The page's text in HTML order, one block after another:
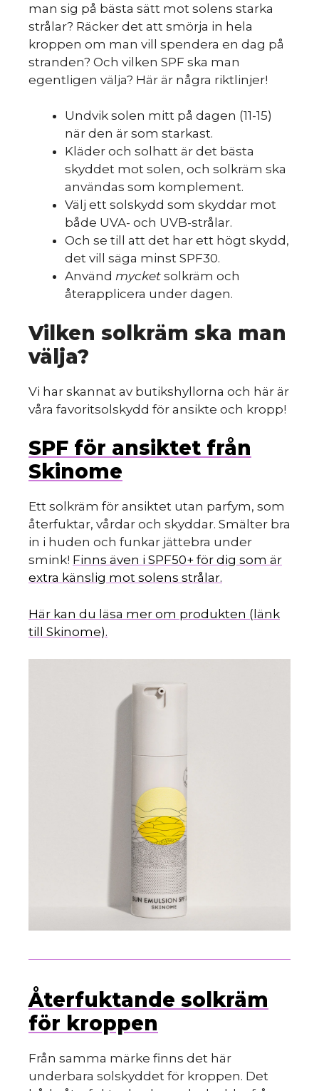
man sig på bästa sätt mot solens starka
strålar? Räcker det att smörja in hela
kroppen om man vill spendera en dag på
stranden? Och vilken SPF ska man
egentligen välja? Här är några riktlinjer!
Undvik solen mitt på dagen (11-15)
när den är som starkast.
Kläder och solhatt är det bästa
skyddet mot solen, och solkräm ska
användas som komplement.
Välj ett solskydd som skyddar mot
både UVA- och UVB-strålar.
Och se till att det har ett högt skydd,
det vill säga minst SPF30.
Använd mycket solkräm och
återapplicera under dagen.
Vilken solkräm ska man
välja?
Vi har skannat av butikshyllorna och här är
våra favoritsolskydd för ansikte och kropp!
SPF för ansiktet från
Skinome
Ett solkräm för ansiktet utan parfym, som
återfuktar, vårdar och skyddar. Smälter bra
in i huden och funkar jättebra under
smink! Finns även i SPF50+ för dig som är
extra känslig mot solens strålar.
Här kan du läsa mer om produkten (länk
till Skinome).
Återfuktande solkräm
för kroppen
Från samma märke finns det här
underbara solskyddet för kroppen. Det